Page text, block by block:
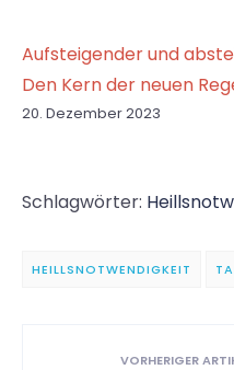
Aufsteigender und
Den Kern der neuen
20. Dezember 2023
Schlagwörter:
HEILLSNOTWENDIGKEIT
VORHERIGER